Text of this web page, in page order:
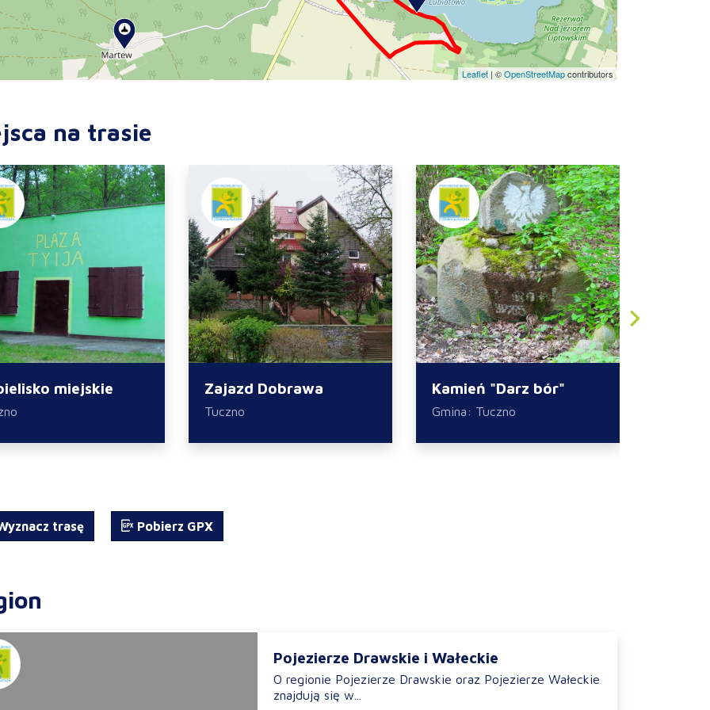
Leaflet | ©OpenStreetMapcontributors
na trasie
miejskie Zajazd Dobrawa
Tuczno
Kamień "Darz bór"
Gmina: Tuczno
trasę Pobierz GPX
Pojezierze Drawskie i Wałeckie
O regionie Pojezierze Drawskie oraz Pojezierze Wałeckie
znajdują się w...